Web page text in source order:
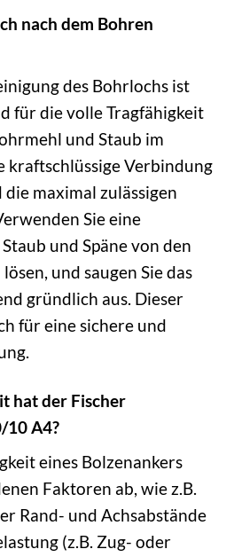
nach dem Bohren
des Bohrlochs ist
für die volle Tragfähigkeit
und Staub im
kraftschlüssige Verbindung
maximal zulässigen
Sie eine
und Späne von den
und saugen Sie das
gründlich aus. Dieser
für eine sichere und
hat der Fischer
10 A4?
eines Bolzenankers
Faktoren ab, wie z.B.
Rand- und Achsabstände
(z.B. Zug- oder